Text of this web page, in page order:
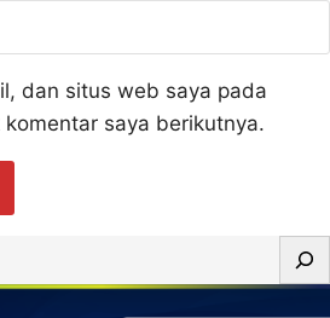
dan situs web saya pada
saya berikutnya.